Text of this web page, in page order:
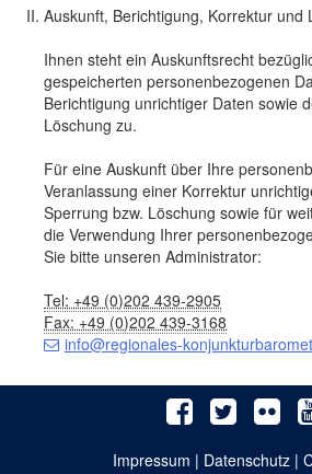
Auskunft, Berichtigung, Korrektur und
Ihnen steht ein Auskunftsrecht
gespeicherten personenbezogenen
Berichtigung unrichtiger Daten sowie
Löschung zu.
Für eine Auskunft über Ihre
Veranlassung einer Korrektur
Sperrung bzw. Löschung sowie für
die Verwendung Ihrer
Sie bitte unseren Administrator:
Tel: +49 (0)202 439-2905
Fax: +49 (0)202 439-3168
info@regionales-
Impressum | Datenschutz|